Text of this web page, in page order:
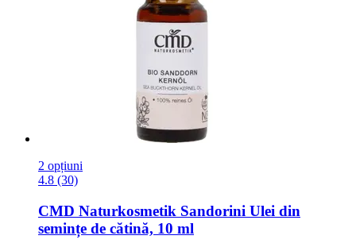
2 opțiuni
4.8 (30)
CMD Naturkosmetik Sandorini Ulei din
semințe de cătină, 10 ml